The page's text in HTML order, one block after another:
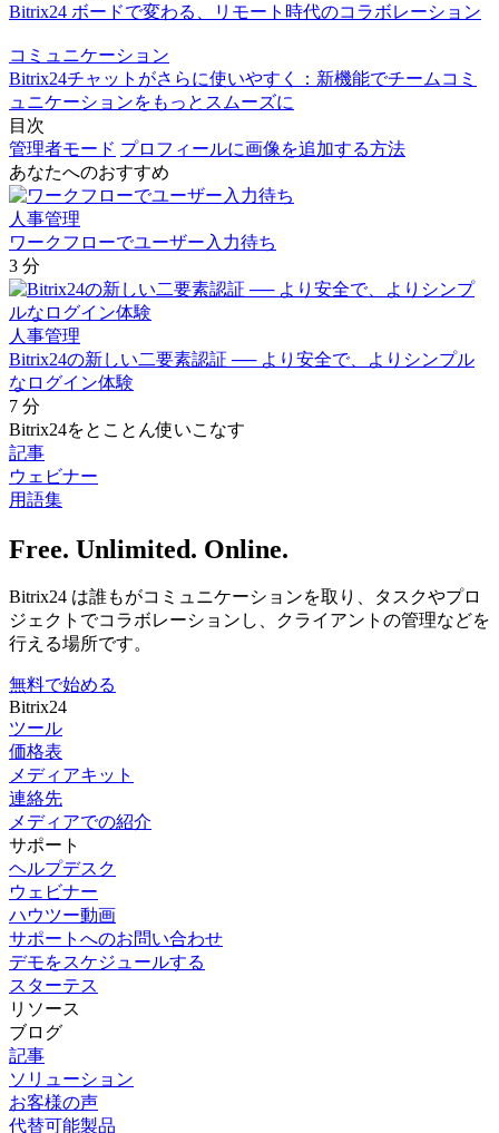
Bitrix24 ボードで変わる、リモート時代のコラボレーション
コミュニケーション
Bitrix24チャットがさらに使いやすく：新機能でチームコミ
ュニケーションをもっとスムーズに
目次
管理者モード プロフィールに画像を追加する方法
あなたへのおすすめ
人事管理
ワークフローでユーザー入力待ち
3 分
人事管理
Bitrix24の新しい二要素認証 ── より安全で、よりシンプル
なログイン体験
7 分
Bitrix24をとことん使いこなす
記事
ウェビナー
用語集
Free. Unlimited. Online.
Bitrix24 は誰もがコミュニケーションを取り、タスクやプロ
ジェクトでコラボレーションし、クライアントの管理などを
行える場所です。
無料で始める
Bitrix24
ツール
価格表
メディアキット
連絡先
メディアでの紹介
サポート
ヘルプデスク
ウェビナー
ハウツー動画
サポートへのお問い合わせ
デモをスケジュールする
スターテス
リソース
ブログ
記事
ソリューション
お客様の声
代替可能製品